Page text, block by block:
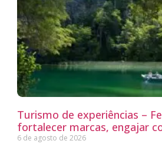
Turismo de experiências –
fortalecer marcas, engajar
6 de agosto de 2026